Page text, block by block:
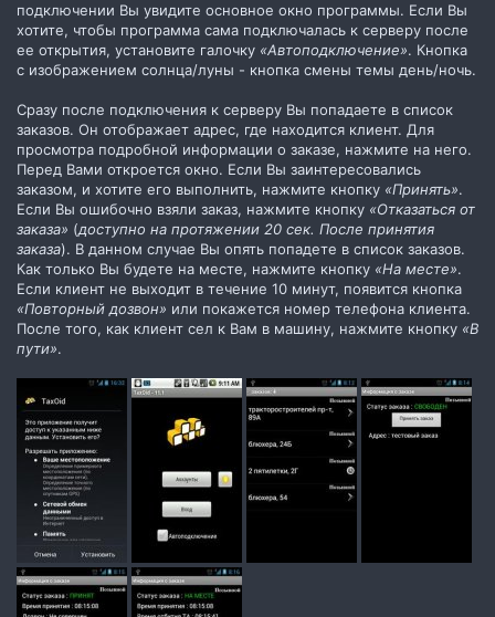
подключении Вы увидите основное окно программы. Если Вы
хотите, чтобы программа сама подключалась к серверу после
ее открытия, установите галочку «Автоподключение». Кнопка
с изображением солнца/луны - кнопка смены темы день/ночь.
Сразу после подключения к серверу Вы попадаете в список
заказов. Он отображает адрес, где находится клиент. Для
просмотра подробной информации о заказе, нажмите на него.
Перед Вами откроется окно. Если Вы заинтересовались
заказом, и хотите его выполнить, нажмите кнопку «Принять».
Если Вы ошибочно взяли заказ, нажмите кнопку «Отказаться от
заказа» (доступно на протяжении 20 сек. После принятия
заказа). В данном случае Вы опять попадете в список заказов.
Как только Вы будете на месте, нажмите кнопку «На месте».
Если клиент не выходит в течение 10 минут, появится кнопка
«Повторный дозвон» или покажется номер телефона клиента.
После того, как клиент сел к Вам в машину, нажмите кнопку «В
пути».